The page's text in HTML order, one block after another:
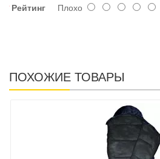
Рейтинг Плохо
ПОХОЖИЕ ТОВАРЫ